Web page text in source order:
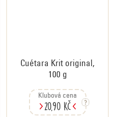
Cuétara Krit original,
100 g
Klubová cena
20,90 Kč